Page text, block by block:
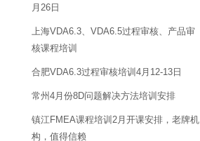
月26日
上海VDA6.3、VDA6.5过程审核、产品审
核课程培训
合肥VDA6.3过程审核培训4月12-13日
常州4月份8D问题解决方法培训安排
镇江FMEA课程培训2月开课安排，老牌机
构，值得信赖